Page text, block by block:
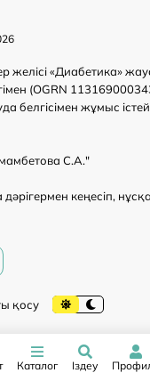
желісі «Диабетика»
(OGRN
белгісімен жұмыс
С.А."
кеңесіп,
Каталог Іздеу